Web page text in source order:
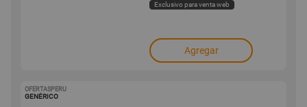
Exclusivo para venta web
Agregar
OFERTASPERU
GENÉRICO